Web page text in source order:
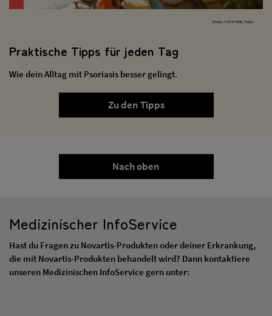
iStock-1181911898_Pekic
Praktische Tipps für jeden Tag
Wie dein Alltag mit Psoriasis besser gelingt.
Zu den Tipps
Nach oben
Medizinischer InfoService
Hast du Fragen zu Novartis-Produkten oder deiner Erkrankung,
die mit Novartis-Produkten behandelt wird? Dann kontaktiere
unseren Medizinischen InfoService gern unter: